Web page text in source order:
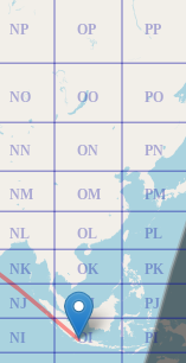
NI
NJ
NK
NL
NM
NN
NO
NP
OI
OJ
OK
OL
OM
ON
OO
OP
PI
PJ
PK
PL
PM
PN
PO
PP